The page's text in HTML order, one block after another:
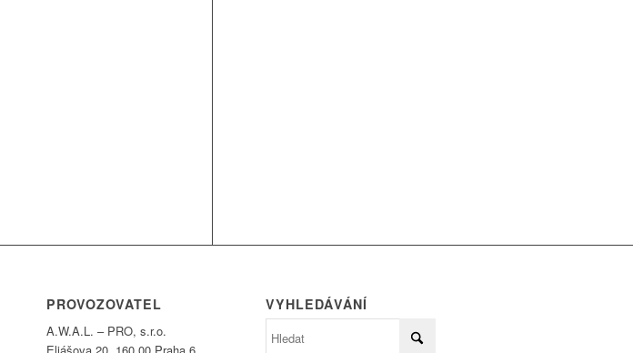
PROVOZOVATEL
A.W.A.L. – PRO, s.r.o.
VYHLEDÁVÁNÍ